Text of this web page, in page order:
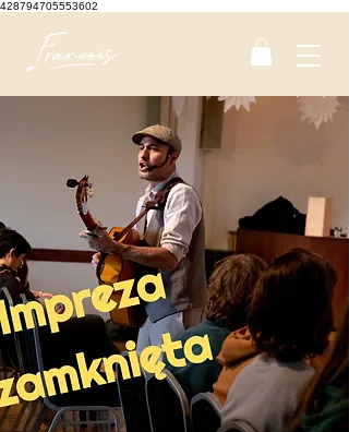
428794705553602